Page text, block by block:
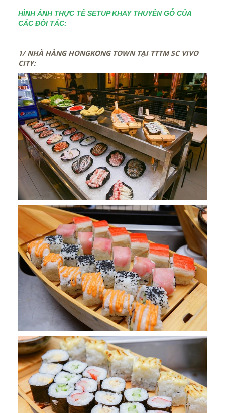
HÌNH ẢNH THỰC TẾ SETUP KHAY THUYỀN GỖ CỦA
CÁC ĐỐI TÁC:
1/ NHÀ HÀNG HONGKONG TOWN TẠI TTTM SC VIVO
CITY: